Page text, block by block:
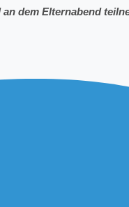
dem Elternabend